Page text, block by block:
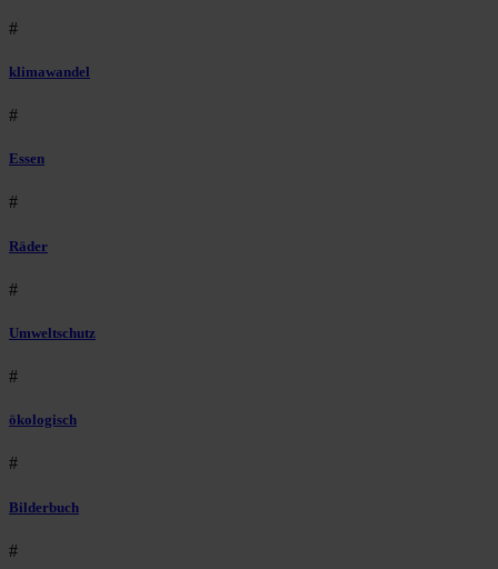
#
klimawandel
#
Essen
#
Räder
#
Umweltschutz
#
ökologisch
#
Bilderbuch
#